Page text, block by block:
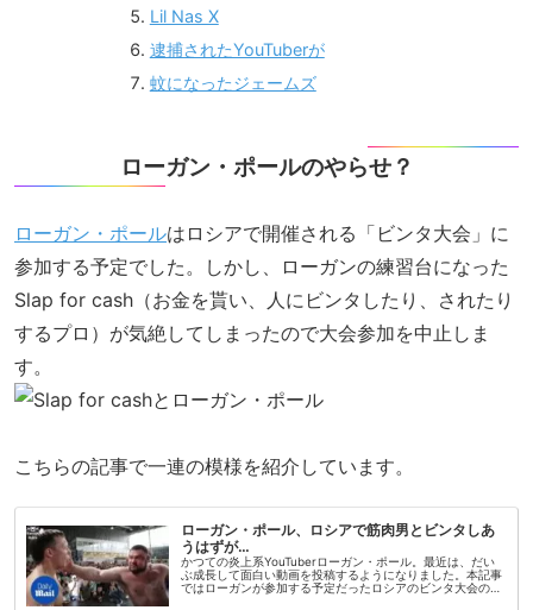
Lil Nas X
逮捕されたYouTuberが
蚊になったジェームズ
ローガン・ポールのやらせ？
ローガン・ポールはロシアで開催される「ビンタ大会」に
参加する予定でした。しかし、ローガンの練習台になった
Slap for cash（お金を貰い、人にビンタしたり、されたり
するプロ）が気絶してしまったので大会参加を中止しま
す。
こちらの記事で一連の模様を紹介しています。
ローガン・ポール、ロシアで筋肉男とビンタしあ
うはずが…
かつての炎上系YouTuberローガン・ポール。最近は、だい
ぶ成長して面白い動画を投稿するようになりました。本記事
ではローガンが参加する予定だったロシアのビンタ大会の動